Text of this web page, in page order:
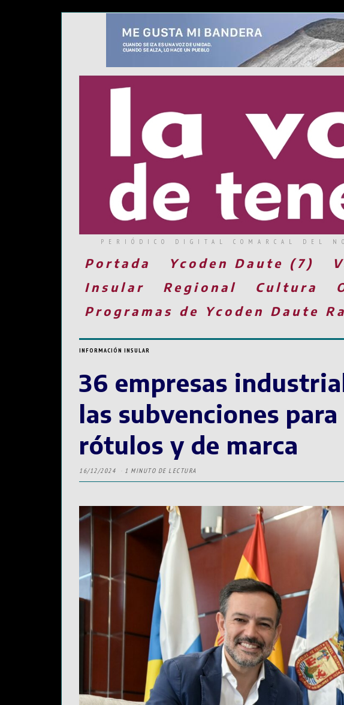
PERIÓDICO DIGITAL COMARCAL DEL
Portada Ycoden Daute (7)
Insular
Regional Cultura
Programas de Ycoden Daute
INFORMACIÓN INSULAR
36 empresas
las subvenciones
rótulos y de marca
16/12/2024 1 MINUTO DE LECTURA